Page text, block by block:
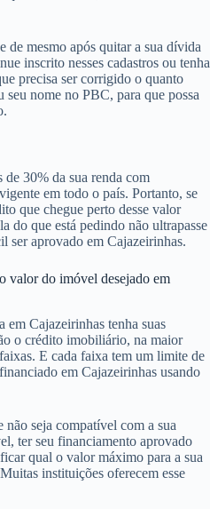
de mesmo após quitar a sua dívida
inscrito nesses cadastros ou tenha
precisa ser corrigido o quanto
seu nome no PBC, para que possa
30% da sua renda com
em todo o país. Portanto, se
que chegue perto desse valor
do que está pedindo não ultrapasse
ser aprovado em Cajazeirinhas.
valor do imóvel desejado em
Cajazeirinhas tenha suas
o crédito imobiliário, na maior
E cada faixa tem um limite de
em Cajazeirinhas usando
seja compatível com a sua
ter seu financiamento aprovado
qual o valor máximo para a sua
instituições oferecem esse